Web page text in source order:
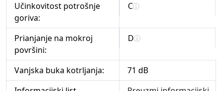
Učinkovitost potrošnje
goriva:
C
Prianjanje na mokroj
površini:
D
Vanjska buka kotrljanja:
71 dB